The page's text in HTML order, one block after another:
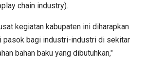
chain industry).
kegiatan kabupaten ini diharapkan
pasok bagi industri-industri di sekitar
bahan baku yang dibutuhkan,"